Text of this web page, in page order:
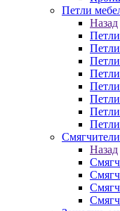
Петли
Назад
Смягчители
Назад